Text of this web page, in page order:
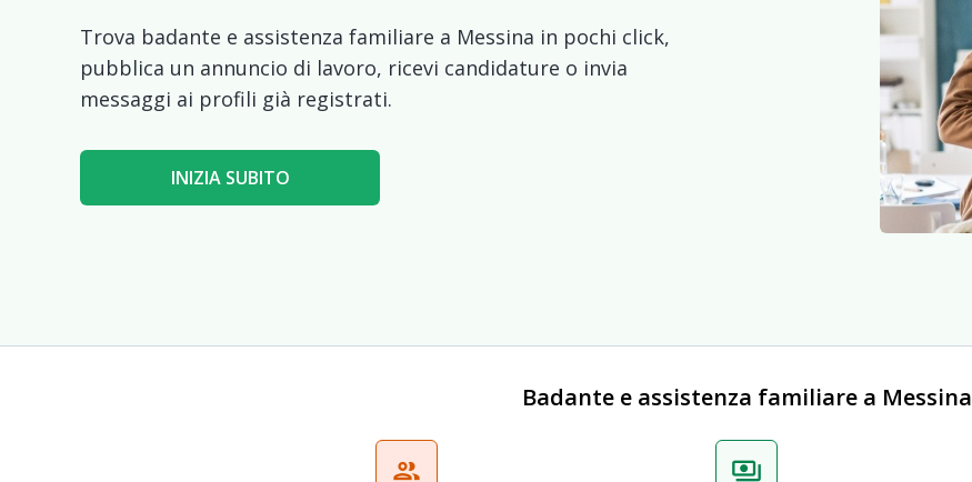
Trova badante e assistenza familiare a Messina in pochi click,
pubblica un annuncio di lavoro, ricevi candidature o invia
messaggi ai profili già registrati.
INIZIA SUBITO
Badante e assistenza familiare a Messina
group payments